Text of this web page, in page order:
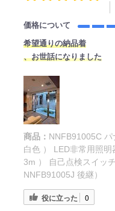
価格について
希望通りの納品着
、お世話になりました
商品： NNFB91005C
白色 ） LED非常用照
3m ） 自己点検スイッ
NNFB91005J 後継）
役に立った 0